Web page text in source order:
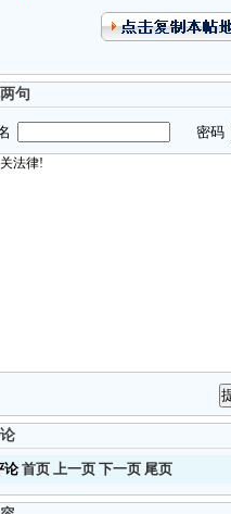
句
密码
论首页 上一页 下一页 尾页